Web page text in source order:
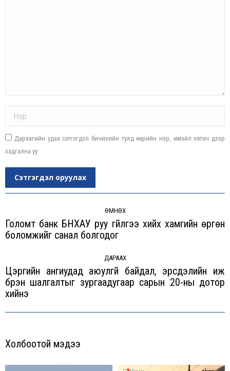
Дараагийн удаа сэтгэгдэл бичихийн тулд өөрийн нэр, имэйл хөтөч дээр
хадгална уу.
Сэтгэгдэл оруулах
ӨМНӨХ
Previous
Голомт банк БНХАУ руу гүйлгээ хийх хамгийн өргөн
боломжийг санал болгодог
ДАРААХ
Next
Цэргийн ангиудад аюулгүй байдал, эрсдэлийн иж
бүрэн шалгалтыг зургаадугаар сарын 20-ны дотор
хийнэ
Холбоотой мэдээ